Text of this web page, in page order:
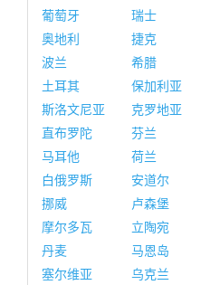
葡萄牙
瑞士
奥地利
捷克
波兰
希腊
土耳其
保加利亚
斯洛文尼亚
克罗地亚
直布罗陀
芬兰
马耳他
荷兰
白俄罗斯
安道尔
挪威
卢森堡
摩尔多瓦
立陶宛
丹麦
马恩岛
塞尔维亚
乌克兰